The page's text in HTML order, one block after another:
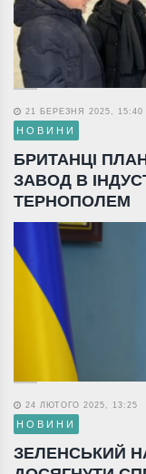
21 БЕРЕЗНЯ 2025, 15:40
НОВИНИ
БРИТАНЦІ
ЗАВОД В
ТЕРНОПОЛЕМ
24 ЛЮТОГО 2025, 13:25
НОВИНИ
ЗЕЛЕНСЬКИЙ